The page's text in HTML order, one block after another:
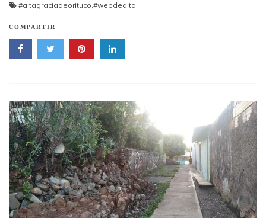
#altagraciadeorituco,#webdealta
COMPARTIR